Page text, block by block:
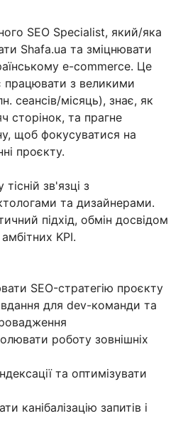
SEO Specialist, який/яка
Shafa.ua та зміцнювати
e-commerce. Це
працювати з великими
сеансів/місяць), знає, як
сторінок, та прагне
щоб фокусуватися на
проєкту.
зв'язці з
та дизайнерами.
підхід, обмін досвідом
KPI.
SEO-стратегію проєкту
для dev-команди та
роботу зовнішніх
та оптимізувати
канібалізацію запитів і